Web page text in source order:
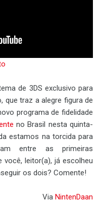
de 3DS exclusivo para
que traz a alegre figura de
programa de fidelidade
no Brasil nesta quinta-
estamos na torcida para
entre as primeiras
você, leitor(a), já escolheu
os dois? Comente!
Via NintenDaan